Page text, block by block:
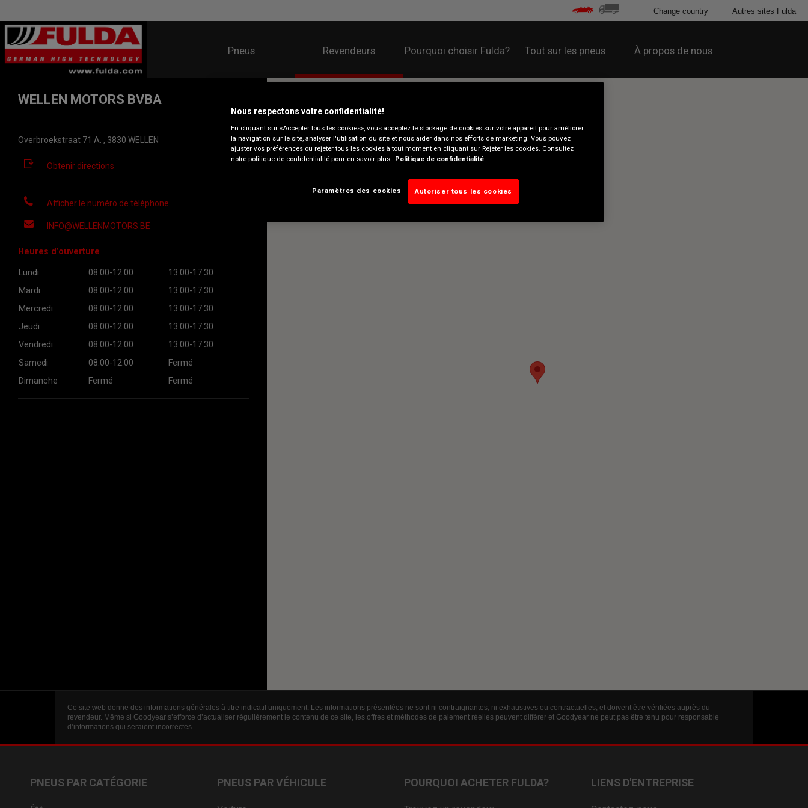
Pneus Revendeurs Pourquoi choisir Fulda? Tout sur les pneus À propos de nous
Change country Autres sites Fulda
WELLEN MOTORS BVBA
Overbroekstraat 71 A. , 3830 WELLEN
Obtenir directions
Afficher le numéro de téléphone
INFO@WELLENMOTORS.BE
Heures d’ouverture
Lundi 08:00-12:00
13:00-17:30
Mardi
08:00-12:00
13:00-17:30
Mercredi
08:00-12:00
13:00-17:30
Jeudi
08:00-12:00
13:00-17:30
Vendredi
08:00-12:00
13:00-17:30
Samedi
08:00-12:00
Fermé
Dimanche
Fermé Fermé
Ce site web donne des informations générales à titre indicatif uniquement. Les informations présentées ne sont ni contraignantes, ni exhaustives ou contractuelles, et doivent être vérifiées auprès du
revendeur. Même si Goodyear s’efforce d’actualiser régulièrement le contenu de ce site, les offres et méthodes de paiement réelles peuvent différer et Goodyear ne peut pas être tenu pour responsable
d’informations qui seraient incorrectes.
PNEUS PAR CATÉGORIE PNEUS PAR VÉHICULE POURQUOI ACHETER FULDA? LIENS D'ENTREPRISE
Nous respectons votre confidentialité!
En cliquant sur «Accepter tous les cookies», vous acceptez le stockage de cookies sur votre appareil pour améliorer
la navigation sur le site, analyser l'utilisation du site et nous aider dans nos efforts de marketing. Vous pouvez
ajuster vos préférences ou rejeter tous les cookies à tout moment en cliquant sur Rejeter les cookies. Consultez
notre politique de confidentialité pour en savoir plus.
Politique de confidentialité
Paramètres des cookies Autoriser tous les cookies